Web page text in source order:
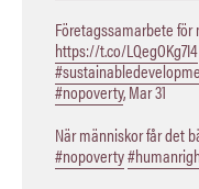
Företagssamarbete
https://t.co/LQegOKg7I4
#nopoverty,Mar 31
När människor får det
#nopoverty